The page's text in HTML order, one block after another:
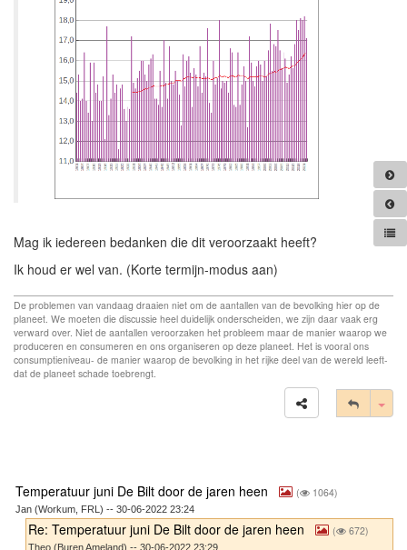
Mag ik iedereen bedanken die dit veroorzaakt heeft?
Ik houd er wel van. (Korte termijn-modus aan)
De problemen van vandaag draaien niet om de aantallen van de bevolking hier op de
planeet. We moeten die discussie heel duidelijk onderscheiden, we zijn daar vaak erg
verward over. Niet de aantallen veroorzaken het probleem maar de manier waarop we
produceren en consumeren en ons organiseren op deze planeet. Het is vooral ons
consumptieniveau- de manier waarop de bevolking in het rijke deel van de wereld leeft-
dat de planeet schade toebrengt.
Temperatuur juni De Bilt door de jaren heen ( 1064)
Jan (Workum, FRL) -- 30-06-2022 23:24
Re: Temperatuur juni De Bilt door de jaren heen ( 672)
Theo (Buren Ameland) -- 30-06-2022 23:29